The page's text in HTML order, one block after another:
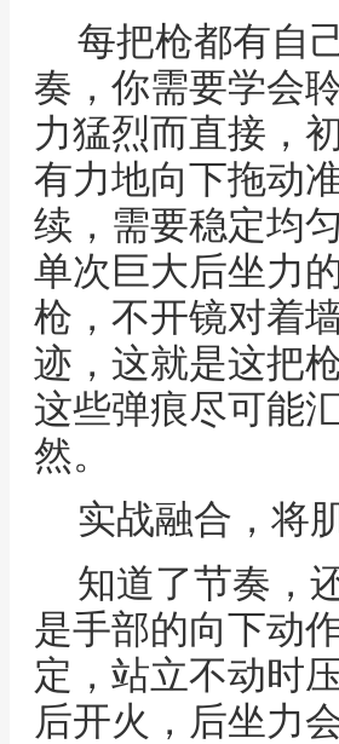
每把枪都有自
奏，你需要学会
力猛烈而直接，
有力地向下拖动
续，需要稳定均
单次巨大后坐力
枪，不开镜对着
迹，这就是这把
这些弹痕尽可能
然。
实战融合，将
知道了节奏，
是手部的向下动
定，站立不动时
后开火，后坐力